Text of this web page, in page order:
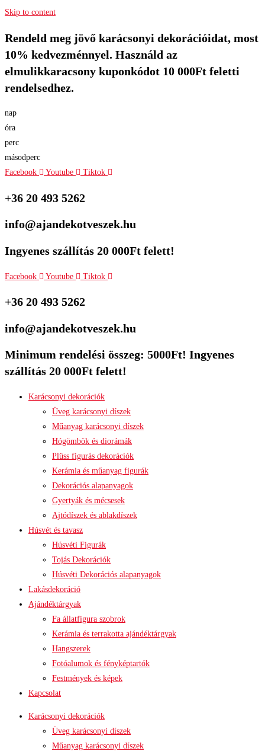
Skip to content
Rendeld meg jövő karácsonyi dekorációidat, most
10% kedvezménnyel. Használd az
elmulikkaracsony kuponkódot 10 000Ft feletti
rendelsedhez.
nap
óra
perc
másodperc
Facebook
Youtube Tiktok
+36 20 493 5262
info@ajandekotveszek.hu
Ingyenes szállítás 20 000Ft felett!
Facebook Youtube Tiktok
+36 20 493 5262
info@ajandekotveszek.hu
Minimum rendelési összeg: 5000Ft! Ingyenes
szállítás 20 000Ft felett!
Karácsonyi dekorációk
Üveg karácsonyi díszek
Műanyag karácsonyi díszek
Hógömbök és diorámák
Plüss figurás dekorációk
Kerámia és műanyag figurák
Dekorációs alapanyagok
Gyertyák és mécsesek
Ajtódíszek és ablakdíszek
Húsvét és tavasz
Húsvéti Figurák
Tojás Dekorációk
Húsvéti Dekorációs alapanyagok
Lakásdekoráció
Ajándéktárgyak
Fa állatfigura szobrok
Kerámia és terrakotta ajándéktárgyak
Hangszerek
Fotóalumok és fényképtartók
Festmények és képek
Kapcsolat
Karácsonyi dekorációk
Üveg karácsonyi díszek
Műanyag karácsonyi díszek